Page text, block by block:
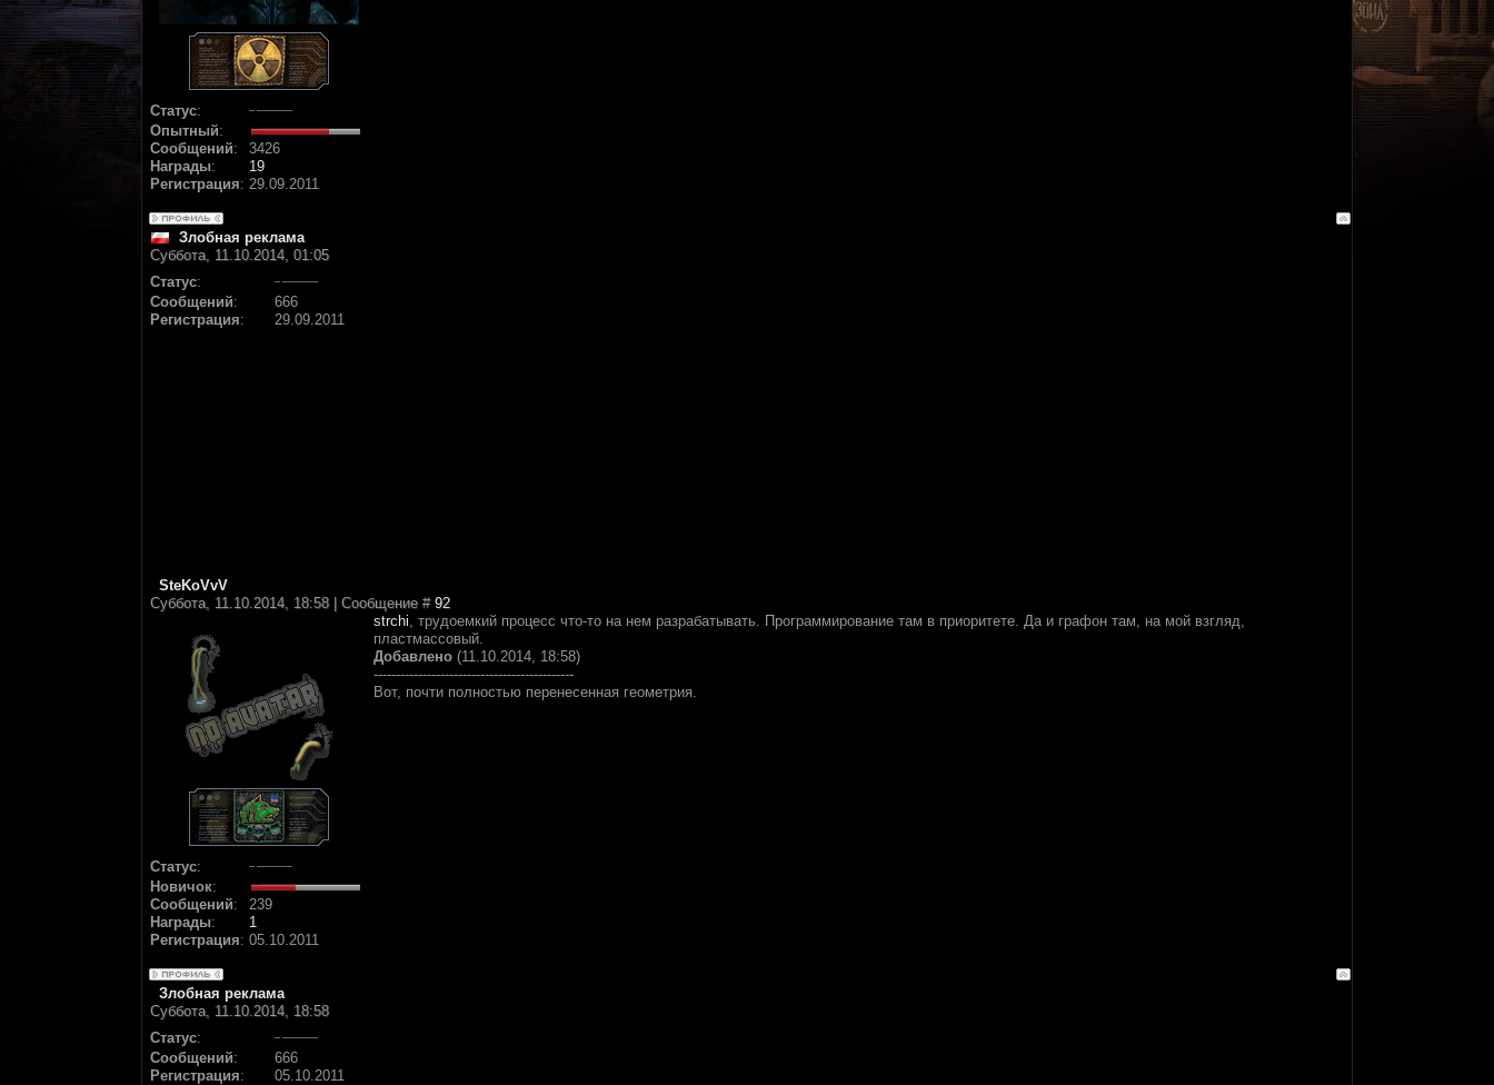
Статус:
Опытный:
Сообщений:
3426
Награды:
19
Регистрация: 29.09.2011
Злобная реклама
Суббота, 11.10.2014, 01:05
Статус:
Сообщений:
666
Регистрация: 29.09.2011
SteKoVvV
Суббота, 11.10.2014, 18:58 | Сообщение # 92
Статус:
Новичок:
Сообщений:
239
Награды:
1
Регистрация: 05.10.2011
strchi, трудоемкий процесс что-то на нем разрабатывать. Программирование там в приоритете. Да и графон там, на мой взгляд,
пластмассовый.
Добавлено (11.10.2014, 18:58)
---------------------------------------------
Вот, почти полностью перенесенная геометрия.
Злобная реклама
Суббота, 11.10.2014, 18:58
Статус:
Сообщений:
666
Регистрация: 05.10.2011